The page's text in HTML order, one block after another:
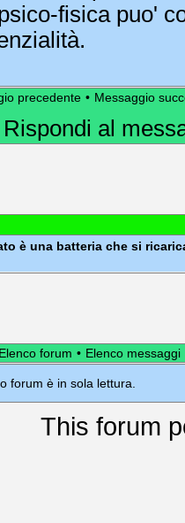
fisica puo'
precedente • Messaggio
Rispondi al
è una batteria che si
Elenco forum • Elenco messaggi
forum è in sola lettura.
This forum